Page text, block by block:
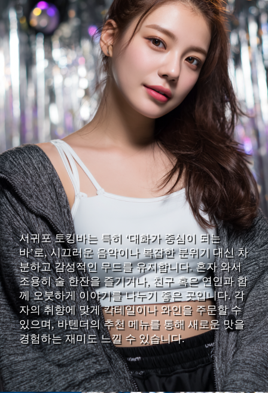
서귀포 토킹바는 특히 ‘대화가 중심이 되는
바’로, 시끄러운 음악이나 복잡한 분위기 대신 차
분하고 감성적인 무드를 유지합니다. 혼자 와서
조용히 술 한잔을 즐기거나, 친구 혹은 연인과 함
께 오붓하게 이야기를 나누기 좋은 곳입니다. 각
자의 취향에 맞게 칵테일이나 와인을 주문할 수
있으며, 바텐더의 추천 메뉴를 통해 새로운 맛을
경험하는 재미도 느낄 수 있습니다.